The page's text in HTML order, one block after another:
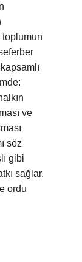
ve
söz
gibi
sağlar.
ordu